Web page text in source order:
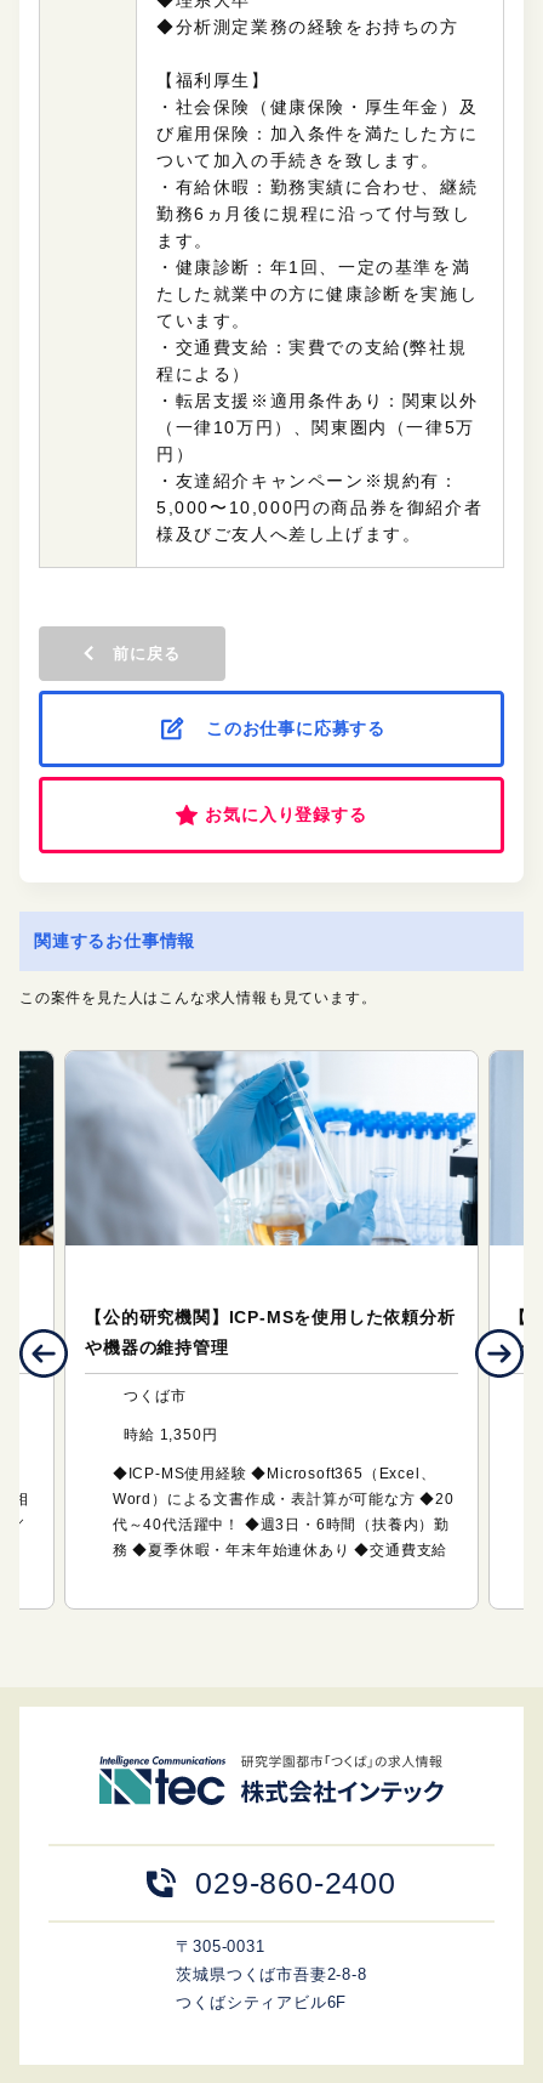
◆分析測定業務の経験をお持ちの方
【福利厚生】
・社会保険（健康保険・厚生年金）及
び雇用保険：加入条件を満たした方に
ついて加入の手続きを致します。
・有給休暇：勤務実績に合わせ、継続
勤務6ヵ月後に規程に沿って付与致し
ます。
・健康診断：年1回、一定の基準を満
たした就業中の方に健康診断を実施し
ています。
・交通費支給：実費での支給(弊社規
程による）
・転居支援※適用条件あり：関東以外
（一律10万円）、関東圏内（一律5万
円）
・友達紹介キャンペーン※規約有：
5,000〜10,000円の商品券を御紹介者
様及びご友人へ差し上げます。
前に戻る
このお仕事に応募する
お気に入り登録する
関連するお仕事情報
この案件を見た人はこんな求人情報も見ています。
相
／
【公的研究機関】ICP-MSを使用した依頼分析
や機器の維持管理
つくば市
時給 1,350円
◆ICP-MS使用経験 ◆Microsoft365（Excel、
Word）による文書作成・表計算が可能な方 ◆20
代～40代活躍中！ ◆週3日・6時間（扶養内）勤
務 ◆夏季休暇・年末年始連休あり ◆交通費支給
【
ー
029-860-2400
〒305-0031
茨城県つくば市吾妻2-8-8
つくばシティアビル6F